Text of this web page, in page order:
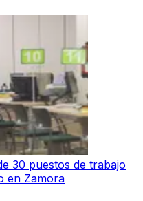
30 puestos de trabajo
en Zamora